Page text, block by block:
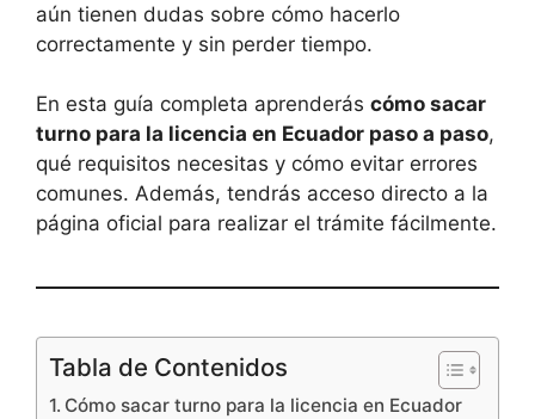
aún tienen dudas sobre cómo hacerlo
correctamente y sin perder tiempo.
En esta guía completa aprenderás cómo sacar
turno para la licencia en Ecuador paso a paso,
qué requisitos necesitas y cómo evitar errores
comunes. Además, tendrás acceso directo a la
página oficial para realizar el trámite fácilmente.
Tabla de Contenidos
Cómo sacar turno para la licencia en Ecuador